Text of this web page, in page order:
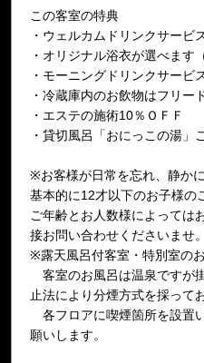
この客室の特典
・ウェルカムドリンクサー
・オリジナル浴衣が選べます
・モーニングドリンクサービ
・冷蔵庫内のお飲物はフリー
・エステの施術10％ＯＦＦ
・貸切風呂「おにっこの湯」
※お客様が日常を忘れ、静か
基本的に12才以下のお子様の
ご年齢とお人数様によっては
接お問い合わせくださいませ。
※露天風呂付客室・特別室の
客室のお風呂は温泉ですが
止法により分煙方式を採って
各フロアに喫煙箇所を設置
願いします。